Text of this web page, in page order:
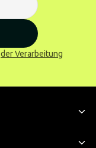
der Verarbeitung